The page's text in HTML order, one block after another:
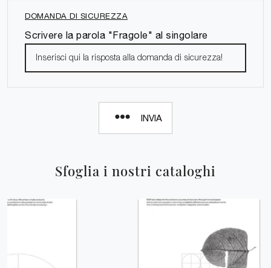
Sfoglia i nostri cataloghi
DOMANDA DI SICUREZZA
Scrivere la parola "Fragole" al singolare
INVIA